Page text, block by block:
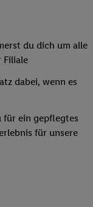
du dich um alle
Filiale
dabei, wenn es
für ein gepflegtes
für unsere